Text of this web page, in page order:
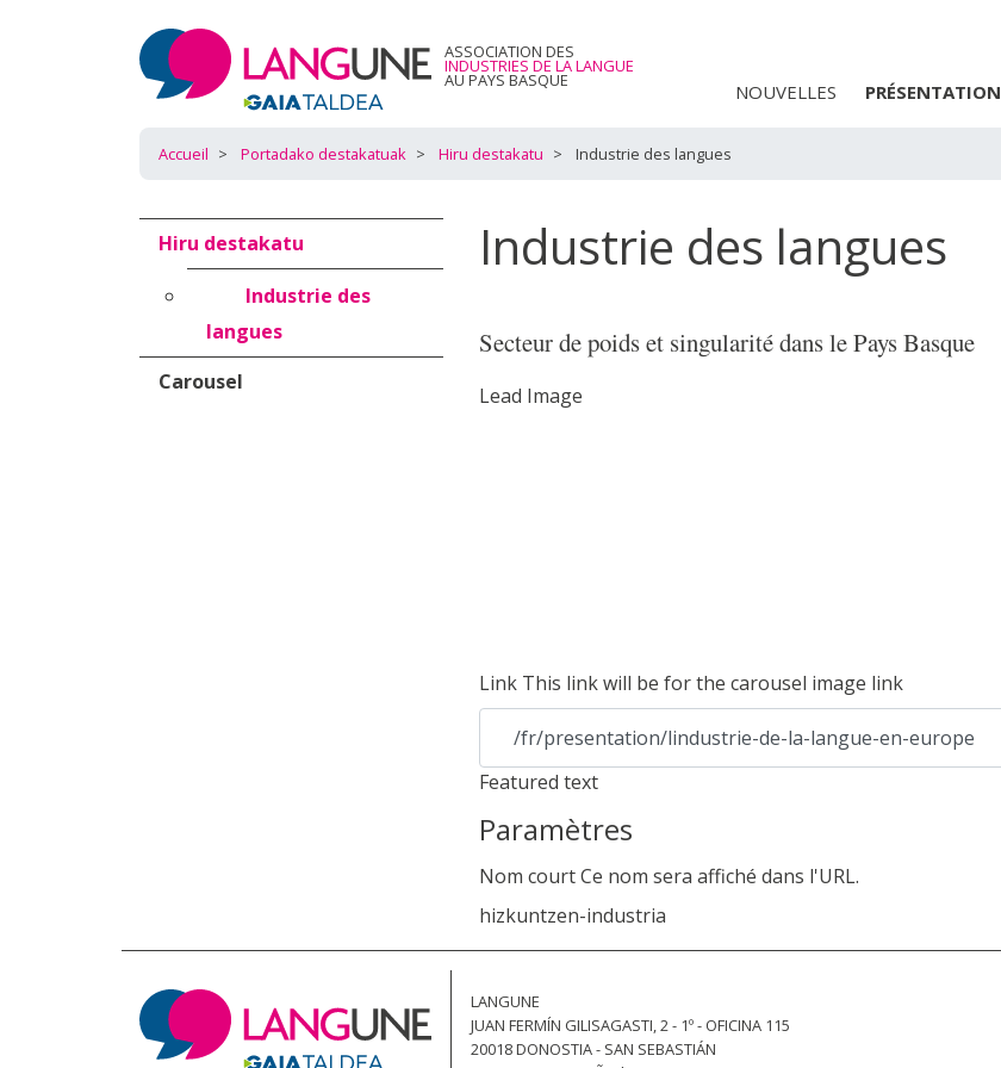
ASSOCIATION DES
INDUSTRIES DE LA LANGUE
AU PAYS BASQUE
NOUVELLES PRÉSENTATION
Accueil Portadako destakatuak Hiru destakatu Industrie des langues
Industrie des langues
Secteur de poids et singularité dans le Pays Basque
Lead Image
Link This link will be for the carousel image link
/fr/presentation/lindustrie-de-la-langue-en-europe
Featured text
Paramètres
Nom courtCe nom sera affiché dans l'URL.
hizkuntzen-industria
Hiru destakatu
Industrie des
langues
Carousel
LANGUNE
JUAN FERMÍN GILISAGASTI, 2 - 1º - OFICINA 115
20018 DONOSTIA - SAN SEBASTIÁN